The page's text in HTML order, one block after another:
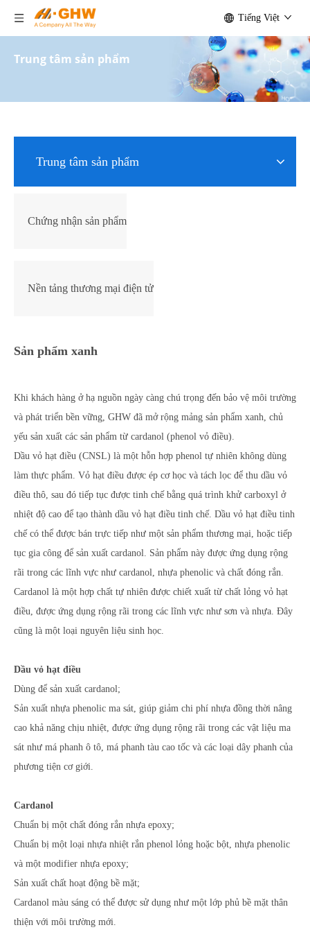
Tiếng Việt
Trung tâm sản phẩm
Trung tâm sản phẩm
Chứng nhận sản phẩm
Nền tảng thương mại điện tử
Sản phẩm xanh
Khi khách hàng ở hạ nguồn ngày càng chú trọng đến bảo vệ môi trường
và phát triển bền vững, GHW đã mở rộng mảng sản phẩm xanh, chủ
yếu sản xuất các sản phẩm từ cardanol (phenol vỏ điều).
Dầu vỏ hạt điều (CNSL) là một hỗn hợp phenol tự nhiên không dùng
làm thực phẩm. Vỏ hạt điều được ép cơ học và tách lọc để thu dầu vỏ
điều thô, sau đó tiếp tục được tinh chế bằng quá trình khử carboxyl ở
nhiệt độ cao để tạo thành dầu vỏ hạt điều tinh chế. Dầu vỏ hạt điều tinh
chế có thể được bán trực tiếp như một sản phẩm thương mại, hoặc tiếp
tục gia công để sản xuất cardanol. Sản phẩm này được ứng dụng rộng
rãi trong các lĩnh vực như cardanol, nhựa phenolic và chất đóng rắn.
Cardanol là một hợp chất tự nhiên được chiết xuất từ chất lỏng vỏ hạt
điều, được ứng dụng rộng rãi trong các lĩnh vực như sơn và nhựa. Đây
cũng là một loại nguyên liệu sinh học.
Dầu vỏ hạt điều
Dùng để sản xuất cardanol;
Sản xuất nhựa phenolic ma sát, giúp giảm chi phí nhựa đồng thời nâng
cao khả năng chịu nhiệt, được ứng dụng rộng rãi trong các vật liệu ma
sát như má phanh ô tô, má phanh tàu cao tốc và các loại dây phanh của
phương tiện cơ giới.
Cardanol
Chuẩn bị một chất đóng rắn nhựa epoxy;
Chuẩn bị một loại nhựa nhiệt rắn phenol lỏng hoặc bột, nhựa phenolic
và một modifier nhựa epoxy;
Sản xuất chất hoạt động bề mặt;
Cardanol màu sáng có thể được sử dụng như một lớp phủ bề mặt thân
thiện với môi trường mới.